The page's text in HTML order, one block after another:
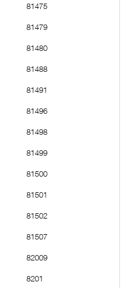
81475
81479
81480
81488
81491
81496
81498
81499
81500
81501
81502
81507
82009
8201